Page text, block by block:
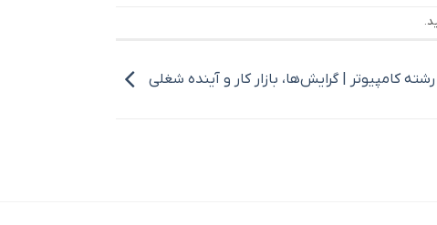
کامپیوتر | گرایش‌ها، بازار کار و آینده شغلی